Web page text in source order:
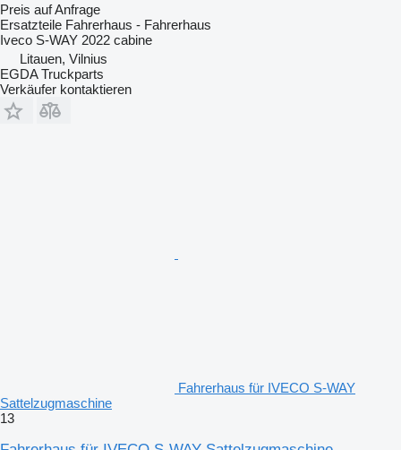
Preis auf Anfrage
Ersatzteile Fahrerhaus - Fahrerhaus
Iveco S-WAY 2022 cabine
Litauen, Vilnius
EGDA Truckparts
Verkäufer kontaktieren
Fahrerhaus für IVECO S-WAY
Sattelzugmaschine
13